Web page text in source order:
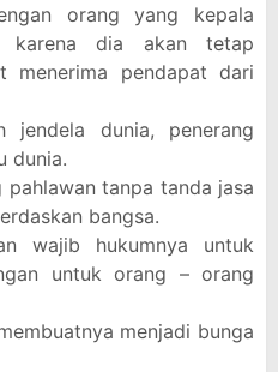
orang yang kepala
karena dia akan tetap
menerima pendapat dari
jendela dunia, penerang
dunia.
pahlawan tanpa tanda jasa
bangsa.
wajib hukumnya untuk
untuk orang – orang
menjadi bunga